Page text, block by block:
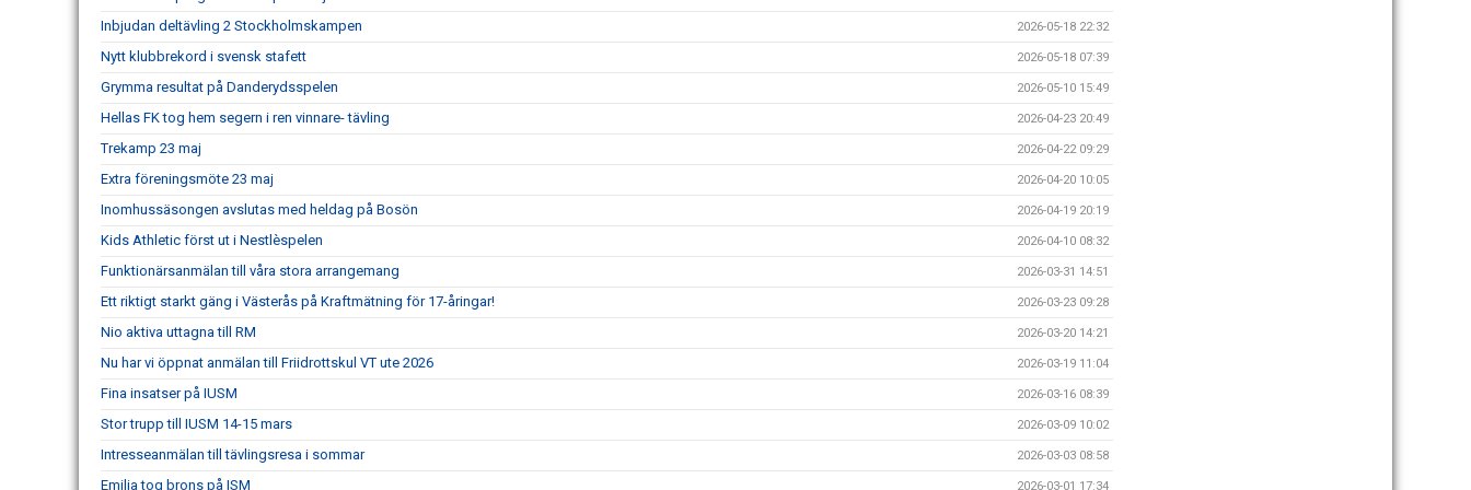
Inbjudan deltävling 2 Stockholmskampen 2026-05-18 22:32
Nytt klubbrekord i svensk stafett 2026-05-18 07:39
Grymma resultat på Danderydsspelen 2026-05-10 15:49
Hellas FK tog hem segern i ren vinnare- tävling 2026-04-23 20:49
Trekamp 23 maj 2026-04-22 09:29
Extra föreningsmöte 23 maj 2026-04-20 10:05
Inomhussäsongen avslutas med heldag på Bosön 2026-04-19 20:19
Kids Athletic först ut i Nestlèspelen 2026-04-10 08:32
Funktionärsanmälan till våra stora arrangemang 2026-03-31 14:51
Ett riktigt starkt gäng i Västerås på Kraftmätning för 17-åringar! 2026-03-23 09:28
Nio aktiva uttagna till RM 2026-03-20 14:21
Nu har vi öppnat anmälan till Friidrottskul VT ute 2026 2026-03-19 11:04
Fina insatser på IUSM 2026-03-16 08:39
Stor trupp till IUSM 14-15 mars 2026-03-09 10:02
Intresseanmälan till tävlingsresa i sommar 2026-03-03 08:58
Emilia tog brons på ISM 2026-03-01 17:34